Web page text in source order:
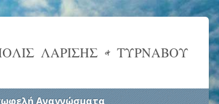
ΛΑΡΙΣΗΣ & ΤΥΡΝΑΒΟΥ
Αναγνώσματα